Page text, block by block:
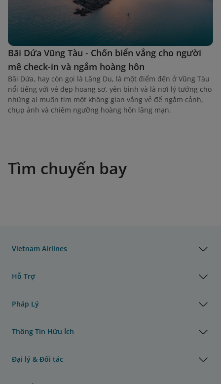
Bãi Dứa Vũng Tàu - Chốn biển vắng cho người
mê check-in và ngắm hoàng hôn
Bãi Dứa, hay còn gọi là Lãng Du, là một điểm đến ở Vũng Tàu
nổi tiếng với vẻ đẹp hoang sơ, yên bình và là nơi lý tưởng cho
những ai muốn tìm một không gian vắng vẻ để ngắm cảnh,
chụp ảnh và chiêm ngưỡng hoàng hôn lãng mạn.
Tìm chuyến bay
Vietnam Airlines
Hỗ Trợ
Pháp Lý
Thông Tin Hữu Ích
Đại lý & Đối tác